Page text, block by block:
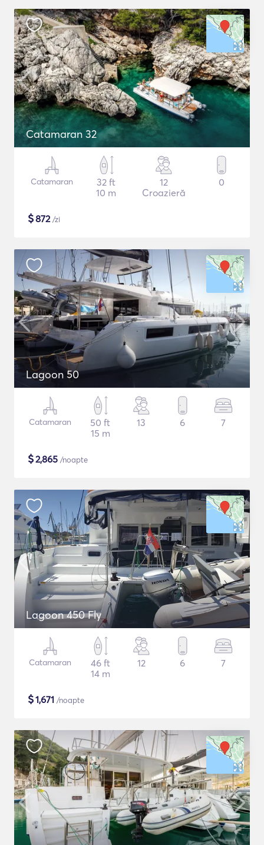
Catamaran 32
Catamaran
32 ft
10 m
12
Croazieră
0
$872/zi
Lagoon 50
Catamaran
50 ft
15 m
13 6 7
$2,865 /noapte
Lagoon 450 Fly
Catamaran
46 ft
14 m
12 6 7
$1,671 /noapte